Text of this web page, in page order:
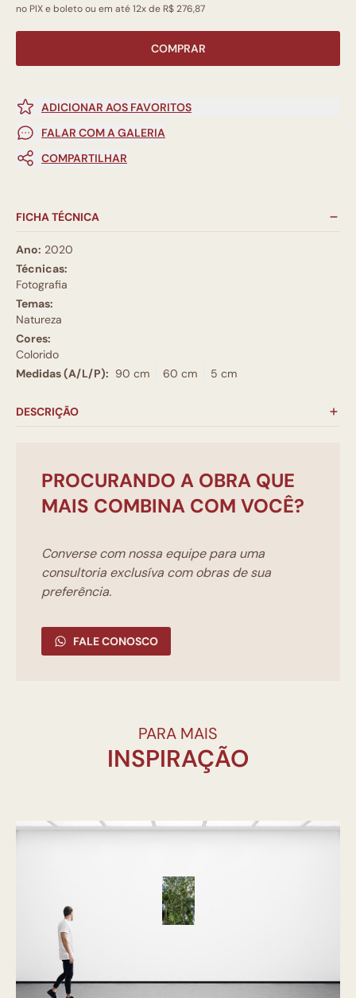
no PIX e boleto ou em até 12x de R$ 276,87
COMPRAR
ADICIONAR AOS FAVORITOS
FALAR COM A GALERIA
COMPARTILHAR
FICHA TÉCNICA
Ano: 2020
Técnicas:
Fotografia
Temas:
Natureza
Cores:
Colorido
Medidas (A/L/P): 90 cm 60 cm 5 cm
DESCRIÇÃO
PROCURANDO A OBRA QUE
MAIS COMBINA COM VOCÊ?
Converse com nossa equipe para uma
consultoria exclusíva com obras de sua
preferência.
FALE CONOSCO
PARA MAIS
INSPIRAÇÃO